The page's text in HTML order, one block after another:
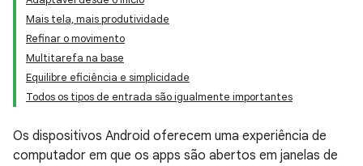
Mais tela, mais produtividade
Refinar o movimento
Multitarefa na base
Equilibre eficiência e simplicidade
Todos os tipos de entrada são igualmente importantes
Os dispositivos Android oferecem uma experiência de
computador em que os apps são abertos em janelas de